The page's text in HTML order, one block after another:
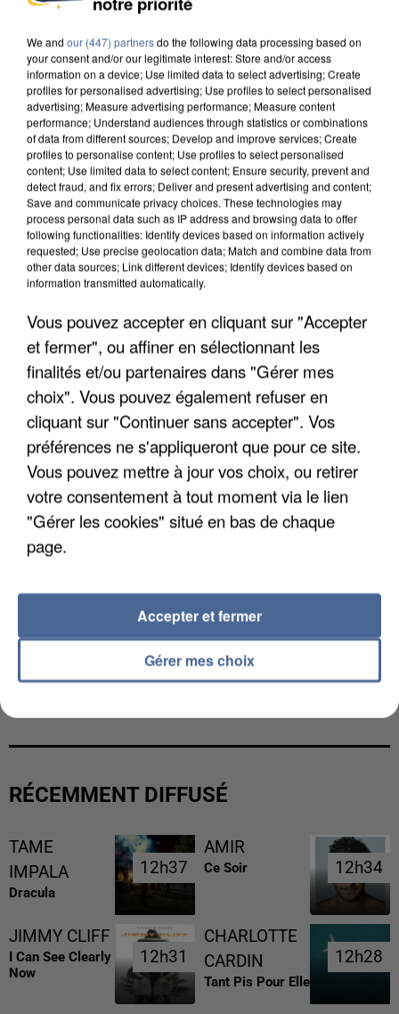
DE SOLIDARITÉ AVEC LES...
APRÈS TOUTES CES CANICULES, LES REFUGES
DE FAUNE SAUVAGE SONT...
L’UN DES FONDATEURS SUPPOSÉS DE LA DZ
RÉCEMMENT DIFFUSÉ
TAME
IMPALA
Dracula
12h37
12h37
AMIR
Ce Soir 12h34
12h34
JIMMY CLIFF
I Can See Clearly
Now
12h31
12h31
CHARLOTTE
CARDIN
Tant Pis Pour Elle
12h28
12h28
We and our (447) partnersdo the following data processing based on
your consent and/or our legitimate interest: Store and/or access
information on a device; Use limited data to select advertising; Create
profiles for personalised advertising; Use profiles to select personalised
advertising; Measure advertising performance; Measure content
performance; Understand audiences through statistics or combinations
of data from different sources; Develop and improve services; Create
profiles to personalise content; Use profiles to select personalised
content; Use limited data to select content; Ensure security, prevent and
detect fraud, and fix errors; Deliver and present advertising and content;
Save and communicate privacy choices. These technologies may
process personal data such as IP address and browsing data to offer
following functionalities: Identify devices based on information actively
requested; Use precise geolocation data; Match and combine data from
other data sources; Link different devices; Identify devices based on
information transmitted automatically.
Vous pouvez accepter en cliquant sur "Accepter
et fermer", ou affiner en sélectionnant les
finalités et/ou partenaires dans "Gérer mes
choix". Vous pouvez également refuser en
cliquant sur "Continuer sans accepter". Vos
préférences ne s'appliqueront que pour ce site.
Vous pouvez mettre à jour vos choix, ou retirer
votre consentement à tout moment via le lien
"Gérer les cookies" situé en bas de chaque
page.
Gérer mes choix
Accepter et fermer